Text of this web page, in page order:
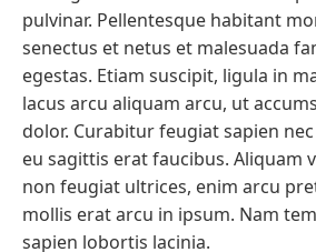
pulvinar. Pellentesque habitant
senectus et netus et malesuada
egestas. Etiam suscipit, ligula in
lacus arcu aliquam arcu, ut
dolor. Curabitur feugiat sapien
eu sagittis erat faucibus. Aliquam
non feugiat ultrices, enim arcu
mollis erat arcu in ipsum. Nam
sapien lobortis lacinia.